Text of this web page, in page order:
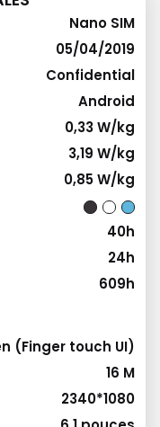
Nano SIM
05/04/2019
Confidential
Android
0,33 W/kg
3,19 W/kg
0,85 W/kg
40h
24h
609h
(Finger touch UI)
16 M
2340*1080